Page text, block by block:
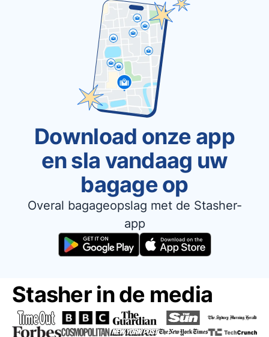
Download onze app
en sla vandaag uw
bagage op
Overal bagageopslag met de Stasher-
app
Stasher in de media